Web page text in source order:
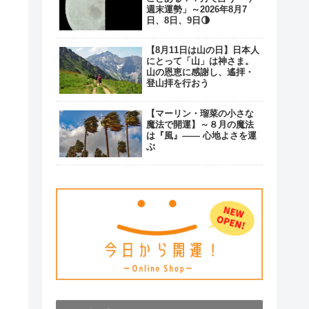
週末運勢」～2026年8月7
日、8日、9日🌗
【8月11日は山の日】日本人
にとって「山」は神さま。
山の恩恵に感謝し、遙拝・
登山拝を行おう
【マーリン・瑠菜の小さな
魔法で開運】～８月の魔法
は『風』―― 心地よさを運
ぶ